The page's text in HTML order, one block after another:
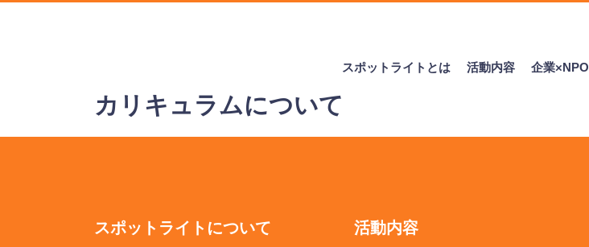
スポットライトとは 活動内容 企業×NPO
カリキュラムについて
スポットライトについて 活動内容